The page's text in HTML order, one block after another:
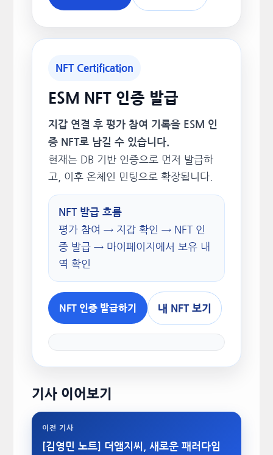
NFT Certification
ESM NFT 인증 발급
지갑 연결 후 평가 참여 기록을 ESM 인
증 NFT로 남길 수 있습니다.
현재는 DB 기반 인증으로 먼저 발급하
고, 이후 온체인 민팅으로 확장됩니다.
NFT 발급 흐름
평가 참여 → 지갑 확인 → NFT 인
증 발급 → 마이페이지에서 보유 내
역 확인
NFT 인증 발급하기 내 NFT 보기
기사 이어보기
이전 기사
[김영민 노트] 더앰지씨, 새로운 패러다임